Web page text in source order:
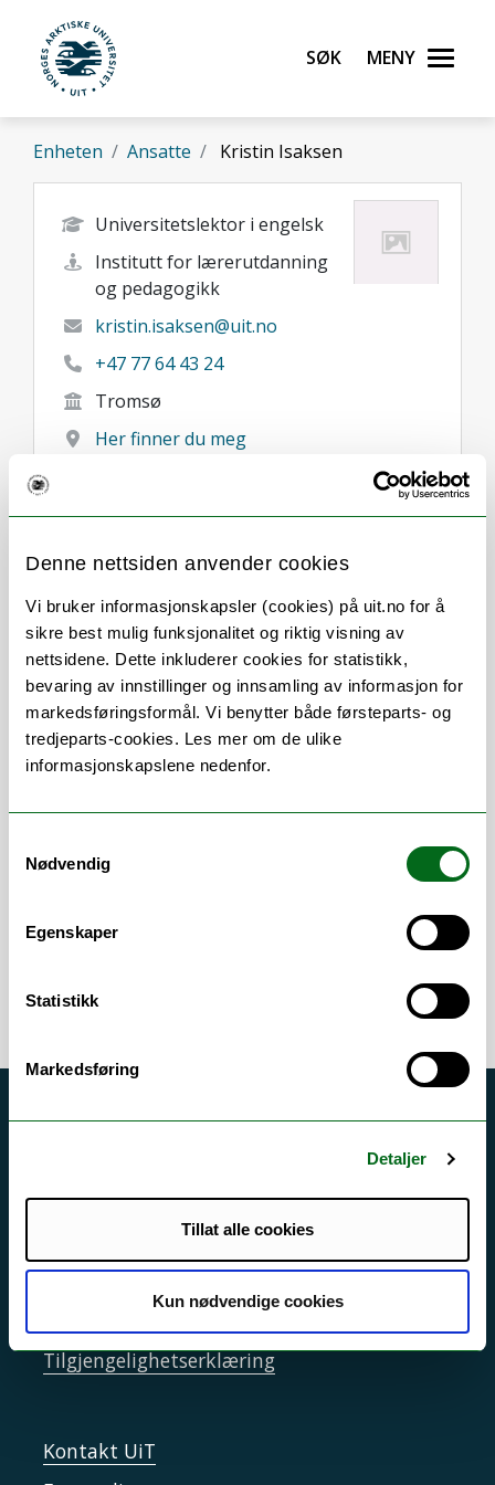
Denne nettsiden anvender cookies
Vi bruker informasjonskapsler (cookies) på uit.no for å
sikre best mulig funksjonalitet og riktig visning av
nettsidene. Dette inkluderer cookies for statistikk,
bevaring av innstillinger og innsamling av informasjon for
markedsføringsformål. Vi benytter både førsteparts- og
tredjeparts-cookies. Les mer om de ulike
informasjonskapslene nedenfor.
Nødvendig
Egenskaper
Statistikk
Markedsføring
Detaljer
Tillat alle cookies
Kun nødvendige cookies
Gå til hovedinnhold
UiT Norges arktiske universitet
Søk Meny
Enheten Ansatte Kristin Isaksen
Universitetslektor i engelsk
Institutt for lærerutdanning
og pedagogikk
kristin.isaksen@uit.no
+47 77 64 43 24
Tromsø
Her finner du meg
Om
Forskning og undervisning
Publikasjoner
Andre publikasjoner
Her finner du meg
Stillingsbeskrivelse
Akutt hjelp
Driftsmeldinger
Personvern ved UiT
Sikkerhet, beredskap og personvern
Tilgjengelighetserklæring
Kontakt UiT